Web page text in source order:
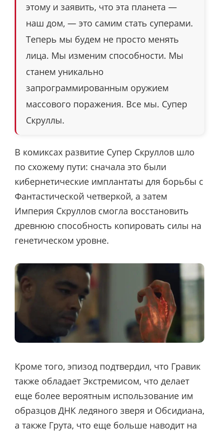
этому и заявить, что эта планета —
наш дом, — это самим стать суперами.
Теперь мы будем не просто менять
лица. Мы изменим способности. Мы
станем уникально
запрограммированным оружием
массового поражения. Все мы. Супер
Скруллы.
В комиксах развитие Супер Скруллов шло
по схожему пути: сначала это были
кибернетические имплантаты для борьбы с
Фантастической четверкой, а затем
Империя Скруллов смогла восстановить
древнюю способность копировать силы на
генетическом уровне.
Кроме того, эпизод подтвердил, что Гравик
также обладает Экстремисом, что делает
еще более вероятным использование им
образцов ДНК ледяного зверя и Обсидиана,
а также Грута, что еще больше наводит на